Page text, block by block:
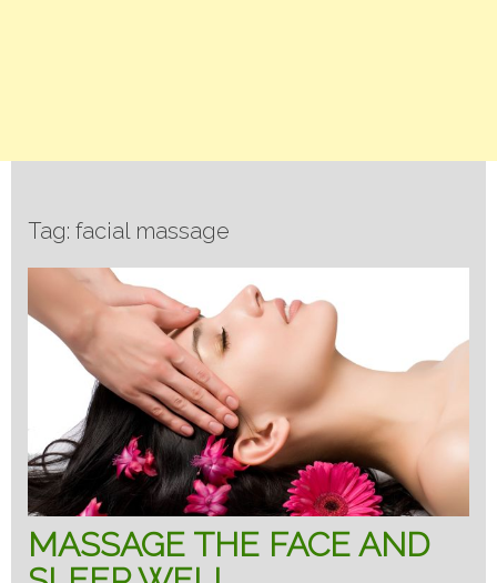
Tag: facial massage
MASSAGE THE FACE AND